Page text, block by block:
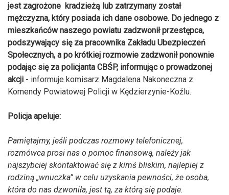
jest zagrożone kradzieżą lub zatrzymany został
mężczyzna, który posiada ich dane osobowe. Do jednego z
mieszkańców naszego powiatu zadzwonił przestępca,
podszywający się za pracownika Zakładu Ubezpieczeń
Społecznych, a po krótkiej rozmowie zadzwonił ponownie
podając się za policjanta CBŚP, informując o prowadzonej
akcji - informuje komisarz Magdalena Nakoneczna z
Komendy Powiatowej Policji w Kędzierzynie-Koźlu.
Policja apeluje:
Pamiętajmy, jeśli podczas rozmowy telefonicznej,
rozmówca prosi nas o pomoc finansową, należy jak
najszybciej skontaktować się z kimś bliskim, najlepiej z
rodziną „wnuczka” w celu uzyskania pewności, że osoba,
która do nas dzwoniła, jest tą, za którą się podaje.